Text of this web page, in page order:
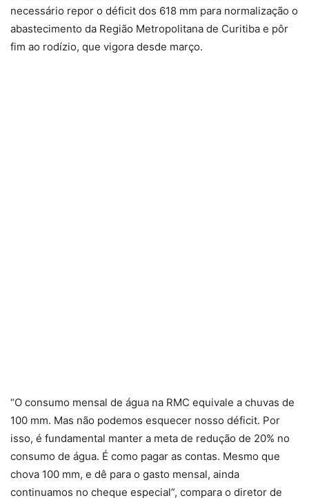
necessário repor o déficit dos 618 mm para normalização o
abastecimento da Região Metropolitana de Curitiba e pôr
fim ao rodízio, que vigora desde março.
“O consumo mensal de água na RMC equivale a chuvas de
100 mm. Mas não podemos esquecer nosso déficit. Por
isso, é fundamental manter a meta de redução de 20% no
consumo de água. É como pagar as contas. Mesmo que
chova 100 mm, e dê para o gasto mensal, ainda
continuamos no cheque especial”, compara o diretor de